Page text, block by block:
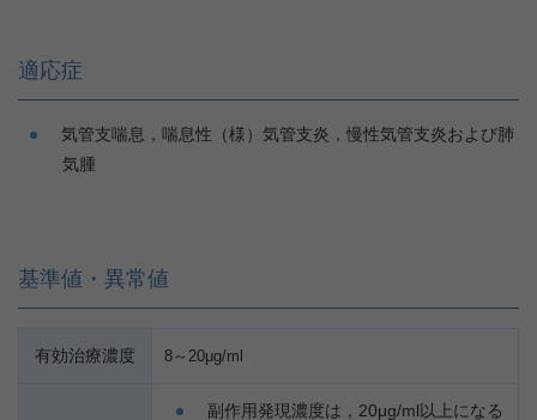
適応症
気管支喘息，喘息性（様）気管支炎，慢性気管支炎および肺
気腫
基準値・異常値
有効治療濃度 8～20μg/ml
副作用発現濃度は，20μg/ml以上になる